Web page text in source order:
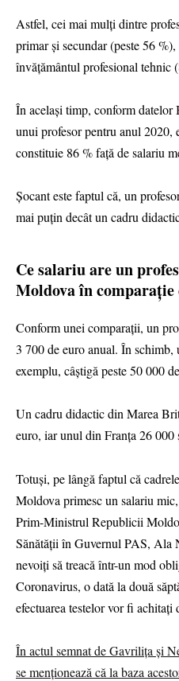
Astfel, cei mai mulți dintre
primar și secundar (peste 56
învățământul profesional tehnic
În același timp, conform
unui profesor pentru anul 2020,
constituie 86 % față de salariu
Șocant este faptul că, un
mai puțin decât un cadru
Ce salariu are un
Moldova în
Conform unei comparații, un
3 700 de euro anual. În
exemplu, câștigă peste 50 000
Un cadru didactic din Marea
euro, iar unul din Franța 26 000
Totuși, pe lângă faptul că
Moldova primesc un salariu
Prim-Ministrul Republicii
Sănătății în Guvernul PAS, Ala
nevoiți să treacă într-un mod
Coronavirus, o dată la două
efectuarea testelor vor fi
În actul semnat de Gavrilița și
se menționează că la baza